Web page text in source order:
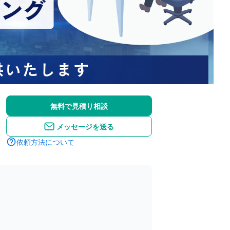
無料で見積り相談
メッセージを送る
依頼方法について